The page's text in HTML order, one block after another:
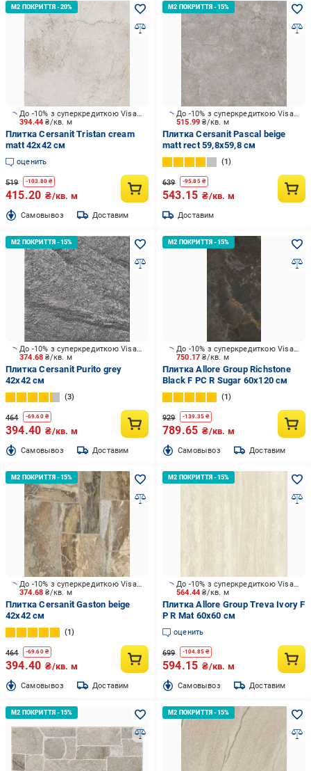
394.44₴/кв. м
До -10% з суперкредиткою Visa Вигода
Плитка Cersanit Tristan cream
matt 42x42 см
оценить
519 -103.80 ₴
415.20 ₴/кв. м
Cамовывоз Доставим
515.99₴/кв. м
До -10% з суперкредиткою Visa Вигода
Плитка Cersanit Pascal beige
matt rect 59,8x59,8 см
1
639 -95.85₴
543.15 ₴/кв. м
Доставим
374.68₴/кв. м
До -10% з суперкредиткою Visa Вигода
Плитка Cersanit Purito grey
42x42 см
3
464 -69.60₴
394.40 ₴/кв. м
Cамовывоз Доставим
750.17₴/кв. м
До -10% з суперкредиткою Visa Вигода
Плитка Allore Group Richstone
Black F PC R Sugar 60x120 см
1
929 -139.35₴
789.65 ₴/кв. м
Cамовывоз Доставим
374.68₴/кв. м
До -10% з суперкредиткою Visa Вигода
Плитка Cersanit Gaston beige
42x42 см
1
464 -69.60₴
394.40 ₴/кв. м
Cамовывоз Доставим
564.44₴/кв. м
До -10% з суперкредиткою Visa Вигода
Плитка Allore Group Treva Ivory F
P R Mat 60х60 см
оценить
699 -104.85₴
594.15 ₴/кв. м
Cамовывоз Доставим